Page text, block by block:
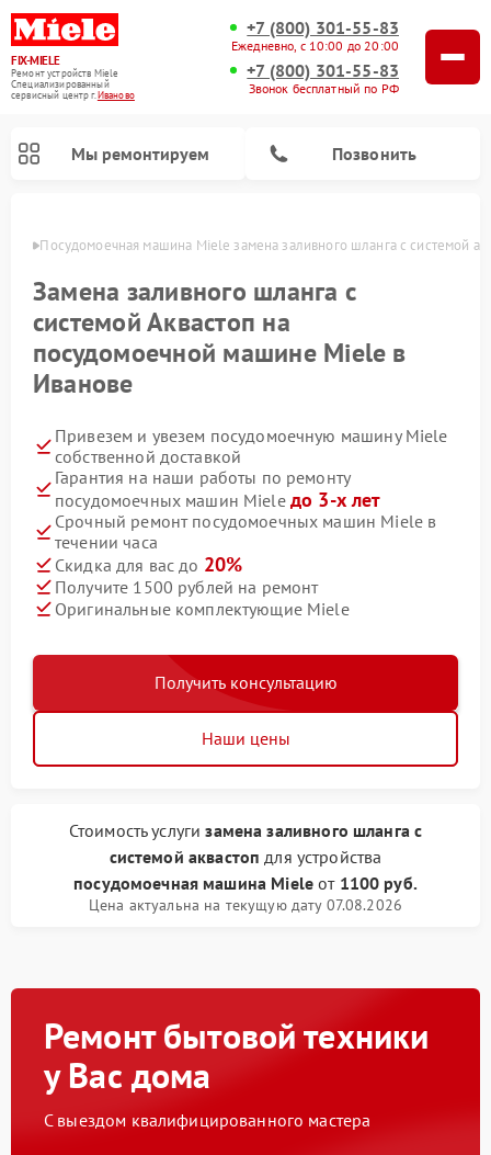
FIX-MIELE
Ремонт устройств Miele
Специализированный
cервисный центр г.Иваново
+7 (800) 301-55-83
Ежедневно, с 10:00 до 20:00
+7 (800) 301-55-83
Звонок бесплатный по РФ
Мы ремонтируем Позвонить
Посудомоечная машина Miele замена заливного шланга с системой
Замена заливного шланга с
системой Аквастоп на
посудомоечной машине Miele в
Иванове
Привезем и увезем посудомоечную машину Miele
собственной доставкой
Гарантия на наши работы по ремонту
посудомоечных машин Miele до 3-х лет
Срочный ремонт посудомоечных машин Miele в
течении часа
Скидка для вас до 20%
Получите 1500 рублей на ремонт
Оригинальные комплектующие Miele
Получить консультацию
Наши цены
Стоимость услугизамена заливного шланга с
системой аквастоп для устройства
посудомоечная машина Mieleот 1100 руб.
Цена актуальна на текущую дату 07.08.2026
Ремонт бытовой техники
у Вас дома
С выездом квалифицированного мастера